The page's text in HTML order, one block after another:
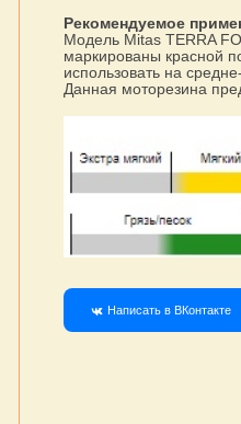
Рекомендуемое
Модель Mitas TERRA
маркированы красной
использовать на
Данная моторезина
Написать в ВКонтакте